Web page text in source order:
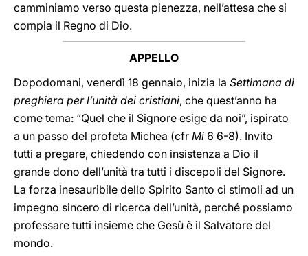
camminiamo verso questa pienezza, nell’attesa che si
compia il Regno di Dio.
APPELLO
Dopodomani, venerdì 18 gennaio, inizia la Settimana di
preghiera per l’unità dei cristiani, che quest’anno ha
come tema: “Quel che il Signore esige da noi”, ispirato
a un passo del profeta Michea (cfr Mi 6 6-8). Invito
tutti a pregare, chiedendo con insistenza a Dio il
grande dono dell’unità tra tutti i discepoli del Signore.
La forza inesauribile dello Spirito Santo ci stimoli ad un
impegno sincero di ricerca dell’unità, perché possiamo
professare tutti insieme che Gesù è il Salvatore del
mondo.